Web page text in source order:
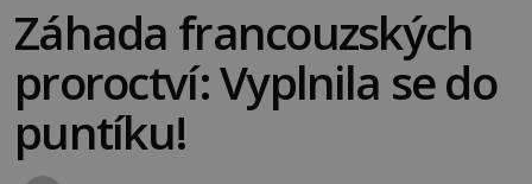
Záhada francouzských
proroctví: Vyplnila se do
puntíku!